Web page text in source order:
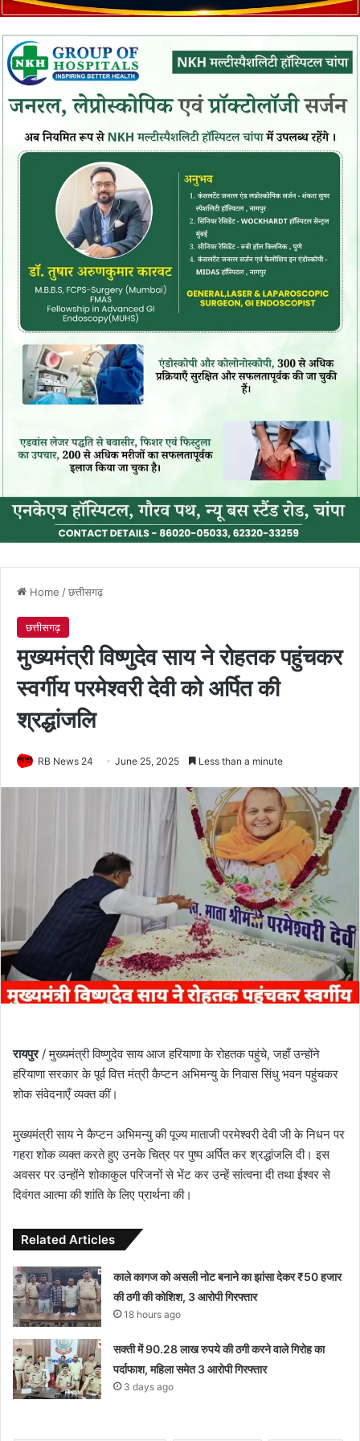
Home /छत्तीसगढ़
छत्तीसगढ़
मुख्यमंत्री विष्णुदेव साय ने रोहतक पहुंचकर
स्वर्गीय परमेश्वरी देवी को अर्पित की
श्रद्धांजलि
RB News 24 June 25, 2025 Less than a minute
रायपुर/ मुख्यमंत्री विष्णुदेव साय आज हरियाणा के रोहतक पहुंचे, जहाँ उन्होंने
हरियाणा सरकार के पूर्व वित्त मंत्री कैप्टन अभिमन्यु के निवास सिंधु भवन पहुंचकर
शोक संवेदनाएँ व्यक्त कीं।
मुख्यमंत्री साय ने कैप्टन अभिमन्यु की पूज्य माताजी परमेश्वरी देवी जी के निधन पर
गहरा शोक व्यक्त करते हुए उनके चित्र पर पुष्प अर्पित कर श्रद्धांजलि दी। इस
अवसर पर उन्होंने शोकाकुल परिजनों से भेंट कर उन्हें सांत्वना दी तथा ईश्वर से
दिवंगत आत्मा की शांति के लिए प्रार्थना की।
Related Articles
काले कागज को असली नोट बनाने का झांसा देकर ₹50 हजार
की ठगी की कोशिश, 3 आरोपी गिरफ्तार
18 hours ago
सक्ती में 90.28 लाख रुपये की ठगी करने वाले गिरोह का
पर्दाफाश, महिला समेत 3 आरोपी गिरफ्तार
3 days ago